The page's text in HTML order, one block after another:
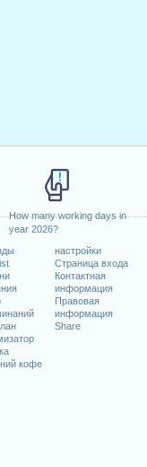
How many working days in
year 2026?
кофе
настройки
Страница входа
Контактная
информация
Правовая
информация
Share